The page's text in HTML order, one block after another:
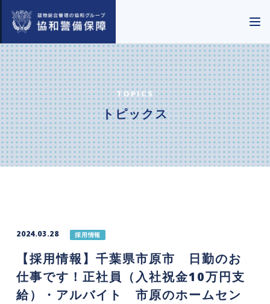
TOPICS
トピックス
2024.03.28 採用情報
【採用情報】千葉県市原市 日勤のお
仕事です！正社員（入社祝金10万円支
給）・アルバイト 市原のホームセン